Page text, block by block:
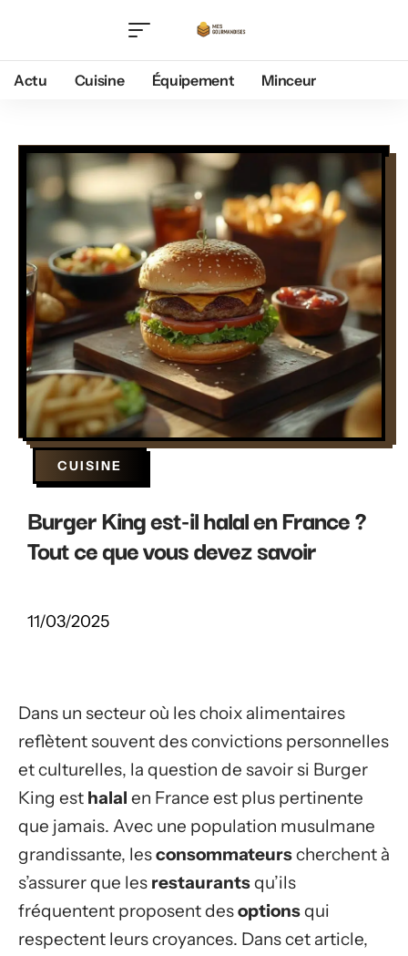
Actu Cuisine Équipement Minceur
CUISINE
Burger King est-il halal en France ?
Tout ce que vous devez savoir
11/03/2025
Dans un secteur où les choix alimentaires
reflètent souvent des convictions personnelles
et culturelles, la question de savoir si Burger
King est halal en France est plus pertinente
que jamais. Avec une population musulmane
grandissante, lesconsommateurscherchent à
s’assurer que les restaurantsqu’ils
fréquentent proposent desoptionsqui
respectent leurs croyances. Dans cet article,